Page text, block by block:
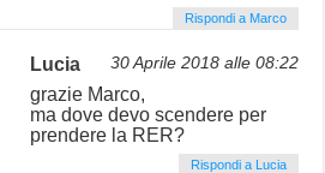
Rispondi a Marco
Lucia 30 Aprile 2018 alle 08:22
grazie Marco,
ma dove devo scendere per
prendere la RER?
Rispondi a Lucia